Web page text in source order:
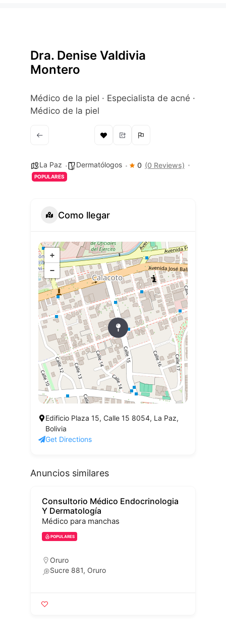
Dra. Denise Valdivia
Montero
Médico de la piel · Especialista de acné ·
Médico de la piel
La Paz Dermatólogos 0 (0 Reviews)
POPULARES
Como llegar
+
−
Edificio Plaza 15, Calle 15 8054, La Paz,
Bolivia
Get Directions
Anuncios similares
Consultorio Médico Endocrinologia
Y Dermatología
Médico para manchas
POPULARES
Oruro
Sucre 881, Oruro